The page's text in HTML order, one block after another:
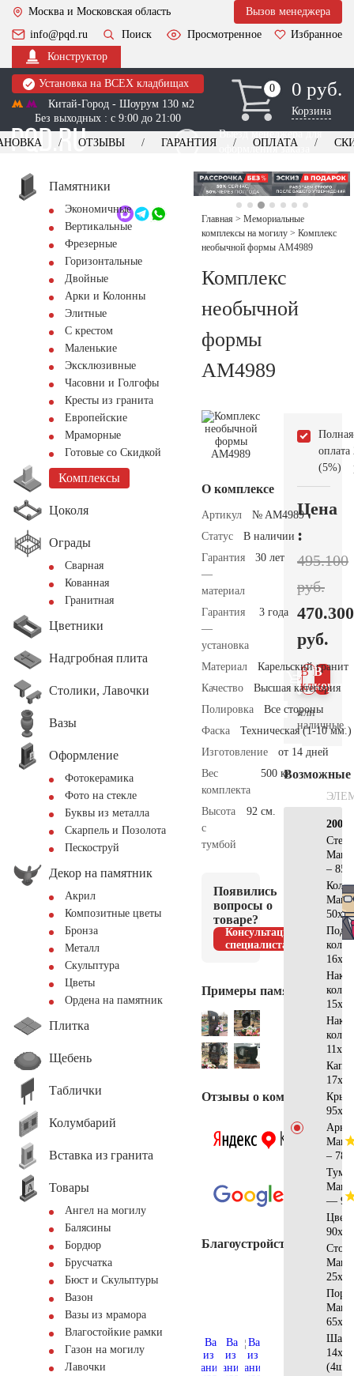
Москва и Московская область
Вызов менеджера
info@pqd.ru
Поиск Просмотренное
Избранное
Конструктор
Установка на ВСЕХ кладбищах
Китай-Город - Шоурум 130 м2
Без выходных : с 9:00 до 21:00
0
0 0 руб.
Корзина
Выезд менеджера для
оформления заказа
+7 (495) 518-44-23
Обратный звонок
ОТЗЫВЫ ГАРАНТИЯ ОПЛАТА
Памятники
Экономичные
Вертикальные
Фрезерные
Горизонтальные
Двойные
Арки и Колонны
Элитные
С крестом
Маленькие
Эксклюзивные
Часовни и Голгофы
Кресты из гранита
Европейские
Мраморные
Готовые со Скидкой
Комплексы
Цоколя
Ограды
Сварная
Кованная
Гранитная
Цветники
Надгробная плита
Столики, Лавочки
Вазы
Оформление
Фотокерамика
Фото на стекле
Буквы из металла
Скарпель и Позолота
Пескоструй
Декор на памятник
Акрил
Композитные цветы
Бронза
Металл
Скульптура
Цветы
Ордена на памятник
Плитка
Щебень
Таблички
Колумбарий
Вставка из гранита
Товары
Ангел на могилу
Балясины
Бордюр
Брусчатка
Бюст и Скульптуры
Вазон
Вазы из мрамора
Влагостойкие рамки
Газон на могилу
Лавочки
Главная > Мемориальные
комплексы на могилу > Комплекс
необычной формы AM4989
Комплекс
необычной
формы
AM4989
О комплексе
Артикул
№ AM4989
Статус
В наличии
Гарантия
—
материал
30 лет
Гарантия
—
установка
3 года
Материал
Карельский гранит
Качество
Высшая категория
Полировка
Все стороны
Фаска
Техническая (1-10 мм.)
Изготовление
от 14 дней
Вес
комплекта
500 кг.
Высота
с
тумбой
92 см.
Появились
вопросы о
товаре?
Консультация
специалиста
Примеры памятников
Отзывы о компании
Благоустройство
Полная
оплата
(5%)
Цена
:
495.100
руб.
470.300
руб.
В
В 1
клик
или
наличные.
Возможные
Стела
–
15х5
11х5
Арка
–
—
(4шт)